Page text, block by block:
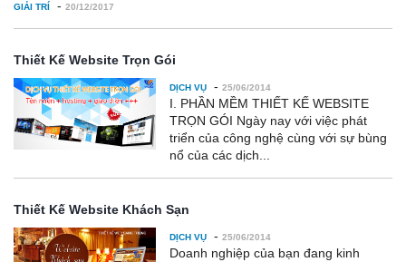
GIẢI TRÍ - 20/12/2017
Thiết Kế Website Trọn Gói
DỊCH VỤ - 25/06/2014
I. PHẦN MỀM THIẾT KẾ WEBSITE
TRỌN GÓI Ngày nay với việc phát
triển của công nghệ cùng với sự bùng
nổ của các dịch...
Thiết Kế Website Khách Sạn
DỊCH VỤ - 25/06/2014
Doanh nghiệp của bạn đang kinh